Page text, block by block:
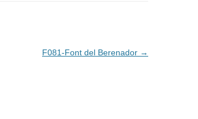
F081-Font del Berenador →